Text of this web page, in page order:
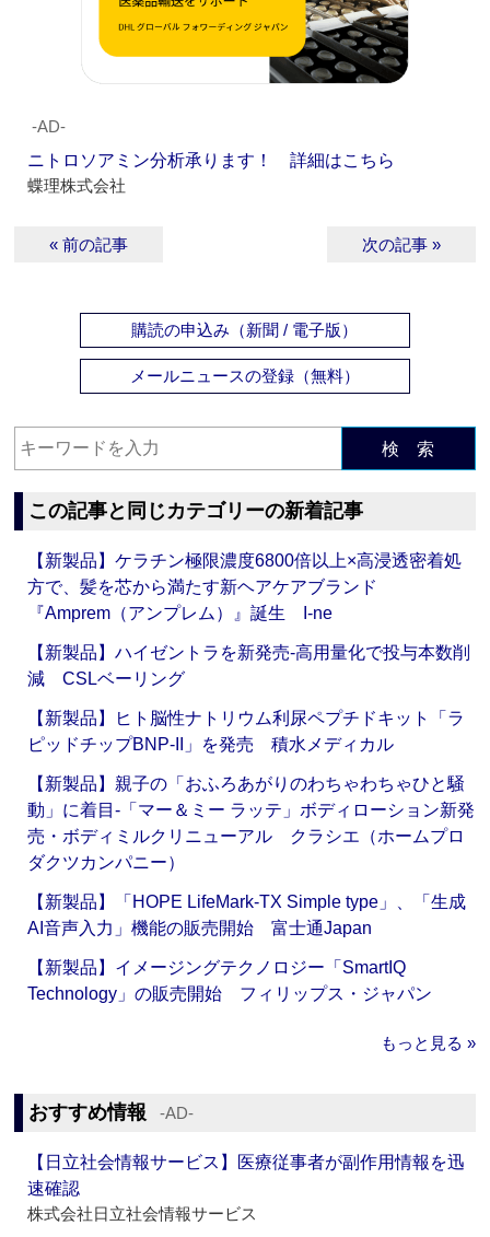
‐AD‐
ニトロソアミン分析承ります！ 詳細はこちら
蝶理株式会社
« 前の記事 次の記事 »
購読の申込み（新聞 / 電子版）
メールニュースの登録（無料）
検 索
この記事と同じカテゴリーの新着記事
【新製品】ケラチン極限濃度6800倍以上×高浸透密着処
方で、髪を芯から満たす新ヘアケアブランド
『Amprem（アンプレム）』誕生 I-ne
【新製品】ハイゼントラを新発売‐高用量化で投与本数削
減 CSLベーリング
【新製品】ヒト脳性ナトリウム利尿ペプチドキット「ラ
ピッドチップBNP-II」を発売 積水メディカル
【新製品】親子の「おふろあがりのわちゃわちゃひと騒
動」に着目‐「マー＆ミー ラッテ」ボディローション新発
売・ボディミルクリニューアル クラシエ（ホームプロ
ダクツカンパニー）
【新製品】「HOPE LifeMark-TX Simple type」、「生成
AI音声入力」機能の販売開始 富士通Japan
【新製品】イメージングテクノロジー「SmartIQ
Technology」の販売開始 フィリップス・ジャパン
もっと見る »
おすすめ情報 ‐AD‐
【日立社会情報サービス】医療従事者が副作用情報を迅
速確認
株式会社日立社会情報サービス